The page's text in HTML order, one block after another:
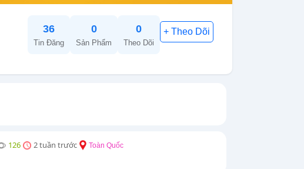
36
Tin Đăng
0
Sản Phẩm
0
Theo Dõi
126 2 tuần trước Toàn Quốc